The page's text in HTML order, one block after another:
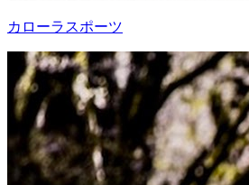
カローラスポーツ